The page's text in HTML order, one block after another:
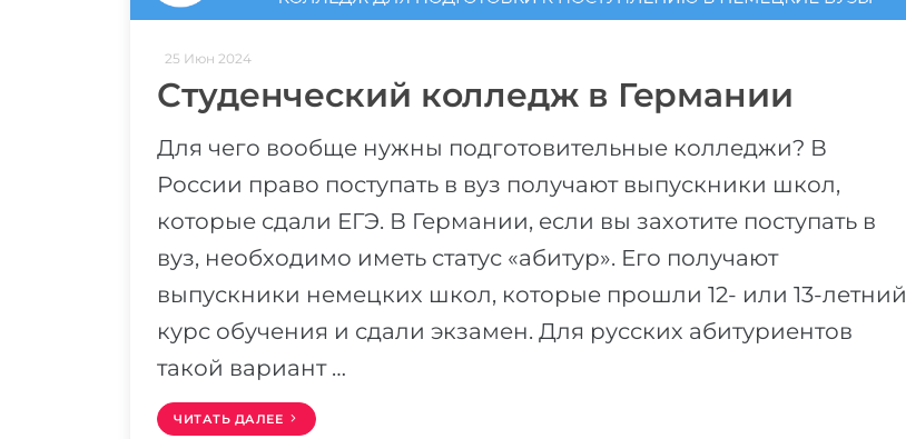
25 Июн 2024
Студенческий колледж в Германии
Для чего вообще нужны подготовительные колледжи? В
России право поступать в вуз получают выпускники школ,
которые сдали ЕГЭ. В Германии, если вы захотите поступать в
вуз, необходимо иметь статус «абитур». Его получают
выпускники немецких школ, которые прошли 12- или 13-летний
курс обучения и сдали экзамен. Для русских абитуриентов
такой вариант …
ЧИТАТЬ ДАЛЕЕ